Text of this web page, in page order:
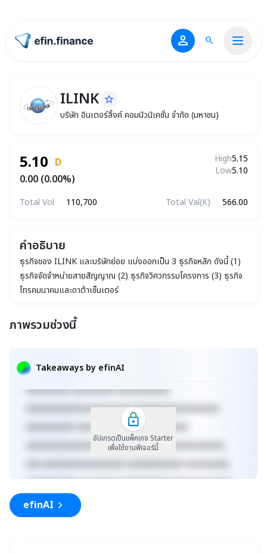
ไปหน้าแรก person search
ILINKบริษัท อินเตอร์ลิ้งค์ คอมมิวนิเคชั่น จำกัด (มหา
ILINK star_border
บริษัท อินเตอร์ลิ้งค์ คอมมิวนิเคชั่น จำกัด (มหาชน)
5.10 D
0.00 (0.00%)
High5.15
Low5.10
Total Vol 110,700 Total Val(K) 566.00
คำอธิบาย
ธุรกิจของ ILINK และบริษัทย่อย แบ่งออกเป็น 3 ธุรกิจหลัก ดังนี้ (1)
ธุรกิจจัดจำหน่ายสายสัญญาณ (2) ธุรกิจวิศวกรรมโครงการ (3) ธุรกิจ
โทรคมนาคมและดาต้าเซ็นเตอร์
ภาพรวมช่วงนี้
Takeaways by efinAI
xxxxxxxxxxxxxxxxxx xxxxxxxxxxxxxxx xxxxx
xxxxxxxxx xxxxxxxxx xxxxxxxxxxx
xxxxxxxxxxxxxxxxxxxxxx xxxxxxxxxxxxxxxxxx
xxxxxxxxxx xxxxxxxxxxxxx xxxxxxxxxx
xxxxxxxxxxxxxxxxxxxxxxxxxx xxxxxxxxxxxxxxx
xxx xxxxxxxxxxxxxxxxx xxxxxxxxxxxx xxxxxxxxx
xxxxxxxxxxx xxxxxxxx xxxxxxxxxxxxxxxxxxxxxxx
xxxxxxxxxxxxxxxxxxx xxxxx
xxxxxxxxxxxxxxxxxxxxxxxxxxxxxx
อัปเกรดเป็นแพ็คเกจ Starter
เพื่อใช้งานฟีเจอร์นี้
efinAI